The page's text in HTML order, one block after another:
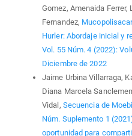
Gomez, Amenaida Ferrer,
Fernandez,
Hurler: Abordaje inicial y
Vol. 55 Núm. 4 (2022):
Diciembre de 2022
Jaime Urbina Villarraga,
Diana Marcela
Vidal, Secuencia de
Núm. Suplemento 1
oportunidad para